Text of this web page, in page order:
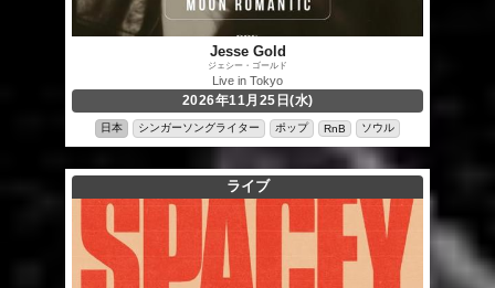
Jesse Gold
ジェシー・ゴールド
Live in Tokyo
2026年11月25日(水)
日本 シンガーソングライター ポップ RnB ソウル
ライブ